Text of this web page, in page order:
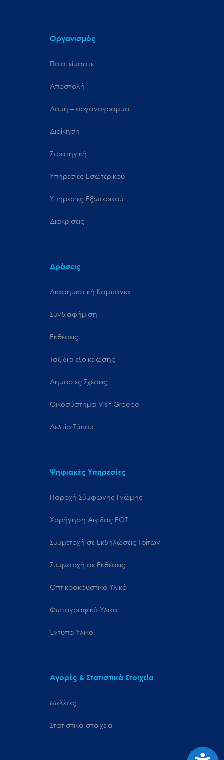
Οργανισμός
Ποιοι είμαστε
Αποστολή
Δομή – οργανόγραμμα
Διοίκηση
Στρατηγική
Υπηρεσίες Εσωτερικού
Υπηρεσίες Εξωτερικού
Διακρίσεις
Δράσεις
Διαφημιστική Καμπάνια
Συνδιαφήμιση
Εκθέσεις
Ταξίδια εξοικείωσης
Δημόσιες Σχέσεις
Oικοσύστημα Visit Greece
Δελτία Τύπου
Ψηφιακές Υπηρεσίες
Παροχή Σύμφωνης Γνώμης
Χορήγηση Αιγίδας ΕΟΤ
Συμμετοχή σε Εκδηλώσεις Τρίτων
Συμμετοχή σε Εκθέσεις
Οπτικοακουστικό Υλικό
Φωτογραφικό Υλικό
Έντυπο Υλικό
Αγορές & Στατιστικά Στοιχεία
Μελέτες
Στατιστικά στοιχεία